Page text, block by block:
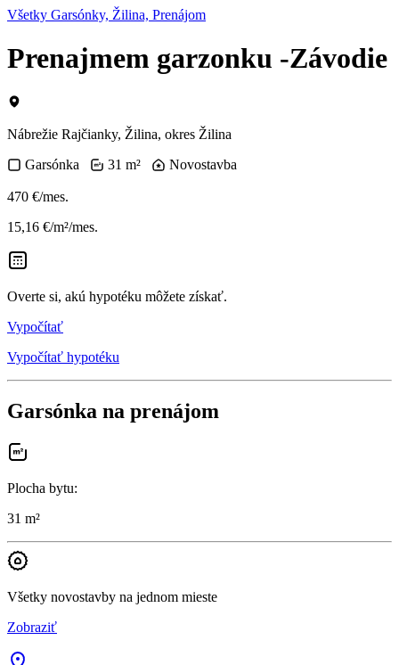
Všetky Garsónky, Žilina, Prenájom
Prenajmem garzonku -Závodie
Nábrežie Rajčianky, Žilina, okres Žilina
Garsónka
31 m² Novostavba
470 €/mes.
15,16 €/m²/mes.
Overte si, akú hypotéku môžete získať.
Vypočítať
Vypočítať hypotéku
Garsónka na prenájom
Plocha bytu:
31 m²
Všetky novostavby na jednom mieste
Zobraziť